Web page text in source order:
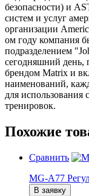
безопасности) и
систем и услуг
организации
ом году компания
подразделением
сегодняшний день,
брендом Matrix и
наименований,
для
тренировок.
Похожие
Сравнить
MG-A77
В заявку